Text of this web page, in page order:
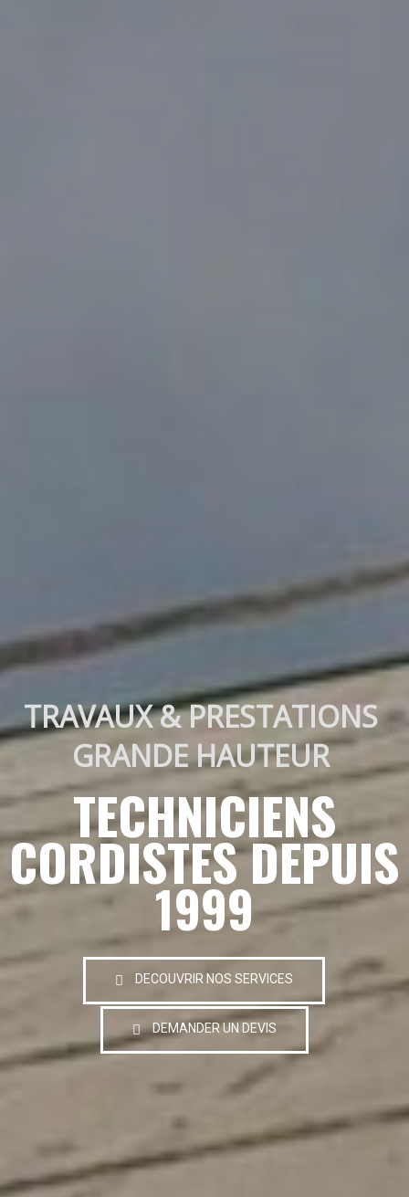
TRAVAUX & PRESTATIONS
GRANDE HAUTEUR
TECHNICIENS
CORDISTES DEPUIS
1999
DECOUVRIR NOS SERVICES
DEMANDER UN DEVIS